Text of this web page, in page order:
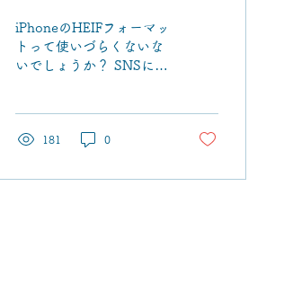
iPhoneのHEIFフォーマッ
トって使いづらくないな
いでしょうか？ SNSに投
みましょう。
181 0